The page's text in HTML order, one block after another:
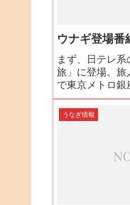
ウナギ登場番
まず、日テレ
旅」に登場。旅
で東京メトロ銀
下車をした舞の
な「う」の字を
らもうお分かり
うなぎ情報